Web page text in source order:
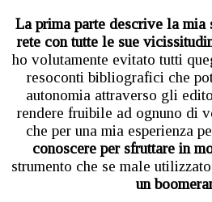
La prima parte descrive la
rete con tutte le sue
ho volutamente evitato tutti
resoconti bibliografici che
autonomia attraverso gli
rendere fruibile ad ognuno di
che per una mia esperienza
conoscere per sfruttare in
strumento che se male
un